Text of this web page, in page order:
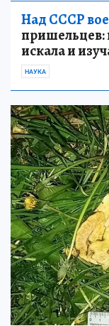
Над СССР
пришельцев:
искала и
НАУКА